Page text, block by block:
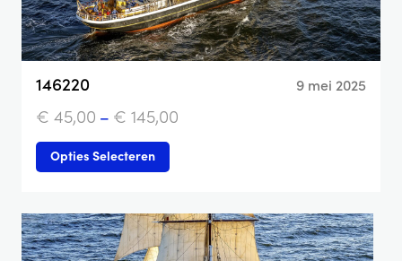
146220 9 mei 2025
€ 45,00 – € 145,00
Opties Selecteren